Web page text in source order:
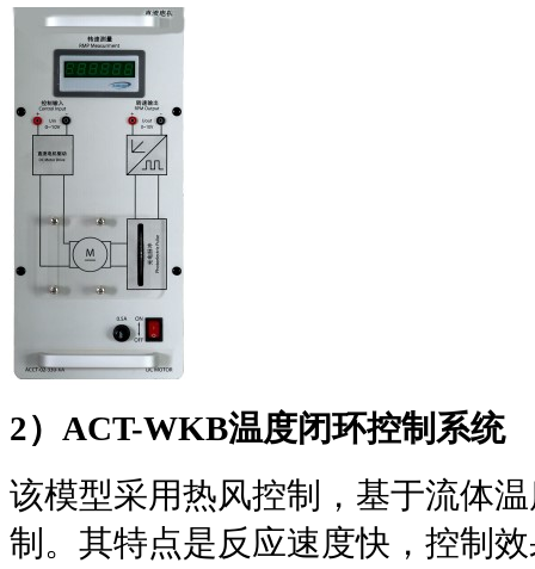
2） ACT-WKB温度闭环控制系统
该模型采用热风控制，基于流体
制。其特点是反应速度快，控制